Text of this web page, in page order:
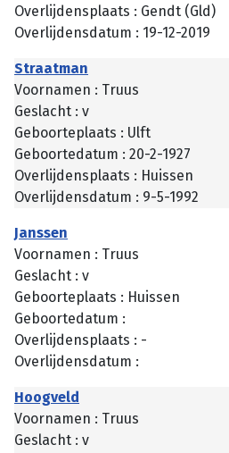
Overlijdensplaats : Gendt (Gld)
Overlijdensdatum : 19-12-2019
Straatman
Voornamen : Truus
Geslacht : v
Geboorteplaats : Ulft
Geboortedatum : 20-2-1927
Overlijdensplaats : Huissen
Overlijdensdatum : 9-5-1992
Janssen
Voornamen : Truus
Geslacht : v
Geboorteplaats : Huissen
Geboortedatum :
Overlijdensplaats : -
Overlijdensdatum :
Hoogveld
Voornamen : Truus
Geslacht : v